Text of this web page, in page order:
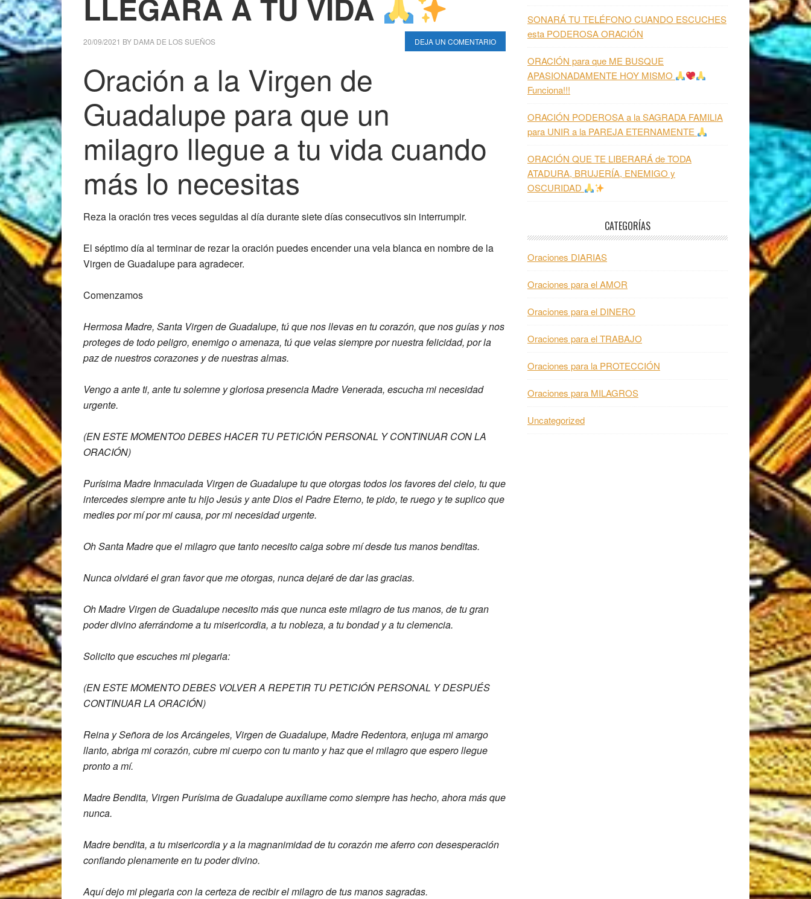
LLEGARÁ A TU VIDA
20/09/2021 BY DAMA DE LOS SUEÑOS DEJA UN COMENTARIO
Oración a la Virgen de
Guadalupe para que un
milagro llegue a tu vida cuando
más lo necesitas
Reza la oración tres veces seguidas al día durante siete días consecutivos sin interrumpir.
El séptimo día al terminar de rezar la oración puedes encender una vela blanca en nombre de la
Virgen de Guadalupe para agradecer.
Comenzamos
Hermosa Madre, Santa Virgen de Guadalupe, tú que nos llevas en tu corazón, que nosguías y nos
proteges de todo peligro, enemigo o amenaza, tú que velas siemprepor nuestra felicidad, por la
paz denuestros corazones y de nuestras almas.
Vengo a ante ti, ante tu solemne ygloriosa presencia Madre Venerada, escucha mi necesidad
urgente.
(EN ESTE MOMENTO0 DEBES HACER TU PETICIÓN PERSONAL Y CONTINUAR CON LA
ORACIÓN)
Purísima Madre Inmaculada Virgen de Guadalupetu que otorgas todos losfavores del cielo, tu que
intercedessiempre ante tu hijo Jesús y ante Diosel Padre Eterno, te pido, te ruego y te suplico que
mediespor mí por mi causa, por mi necesidadurgente.
Oh Santa Madre que el milagro que tantonecesito caiga sobre mí desde tus manosbenditas.
Nunca olvidaré el gran favorque me otorgas, nunca dejaré de dar lasgracias.
Oh Madre Virgen de Guadalupenecesito más que nunca este milagro detus manos, de tu gran
poder divinoaferrándome a tu misericordia, a tunobleza, a tu bondad y a tu clemencia.
Solicito que escuches mi plegaria:
(EN ESTE MOMENTO DEBES VOLVER A REPETIR TU PETICIÓN PERSONAL Y DESPUÉS
CONTINUAR LA ORACIÓN)
Reina y Señora de los Arcángeles, Virgen de Guadalupe, Madre Redentora, enjuga miamargo
llanto, abriga mi corazón, cubre micuerpo con tu manto y haz que el milagroque espero llegue
pronto a mí.
Madre Bendita, Virgen Purísima de Guadalupeauxíliame como siempre has hecho, ahoramás que
nunca.
Madre bendita, a tumisericordia y a la magnanimidad de tucorazón me aferro con desesperación
confiando plenamente en tu poder divino.
Aquí dejo mi plegaria con la certeza derecibir el milagro de tus manos sagradas.
SONARÁ TU TELÉFONO CUANDO ESCUCHES
esta PODEROSA ORACIÓN
ORACIÓN para que ME BUSQUE
APASIONADAMENTE HOY MISMO
Funciona!!!
ORACIÓN PODEROSA a la SAGRADA FAMILIA
para UNIR a la PAREJA ETERNAMENTE
ORACIÓN QUE TE LIBERARÁ de TODA
ATADURA, BRUJERÍA, ENEMIGO y
OSCURIDAD
CATEGORÍAS
Oraciones DIARIAS
Oraciones para el AMOR
Oraciones para el DINERO
Oraciones para el TRABAJO
Oraciones para la PROTECCIÓN
Oraciones para MILAGROS
Uncategorized